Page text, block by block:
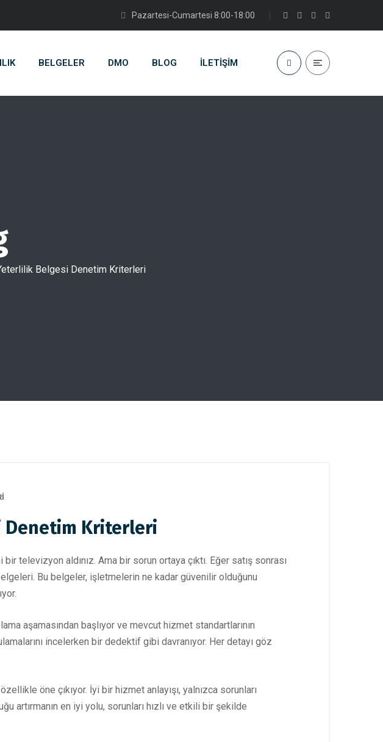
Pazartesi-Cumartesi 8:00-18:00
BELGELER DMO BLOG İLETIŞIM
Belgesi Denetim Kriterleri
Denetim Kriterleri
televizyon aldınız. Ama bir sorun ortaya çıktı. Eğer satış sonrası
Bu belgeler, işletmelerin ne kadar güvenilir olduğunu
aşamasından başlıyor ve mevcut hizmet standartlarının
incelerken bir dedektif gibi davranıyor. Her detayı göz
öne çıkıyor. İyi bir hizmet anlayışı, yalnızca sorunları
artırmanın en iyi yolu, sorunları hızlı ve etkili bir şekilde